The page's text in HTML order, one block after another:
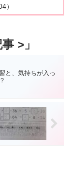
）
と、気持ちが入っ